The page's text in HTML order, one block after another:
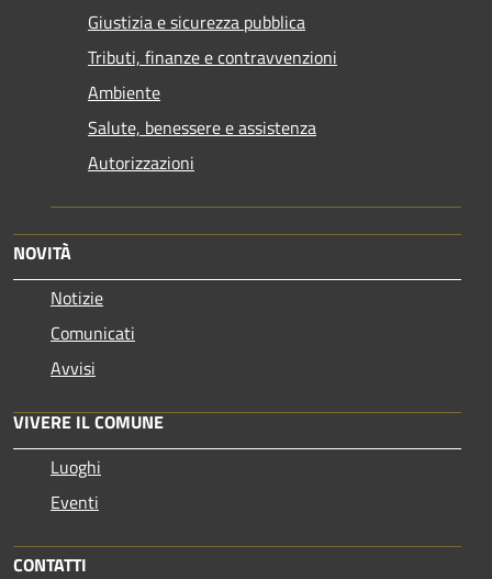
Giustizia e sicurezza pubblica
Tributi, finanze e contravvenzioni
Ambiente
Salute, benessere e assistenza
Autorizzazioni
NOVITÀ
Notizie
Comunicati
Avvisi
VIVERE IL COMUNE
Luoghi
Eventi
CONTATTI